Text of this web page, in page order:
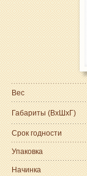
Вес
Габариты (ВxШxГ)
Срок годности
Упаковка
Начинка